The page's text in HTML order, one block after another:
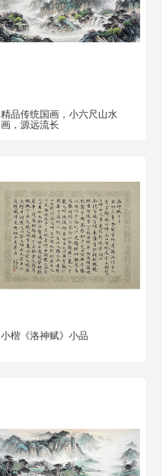
精品传统国画，小六尺山水
画，源远流长
小楷《洛神赋》小品